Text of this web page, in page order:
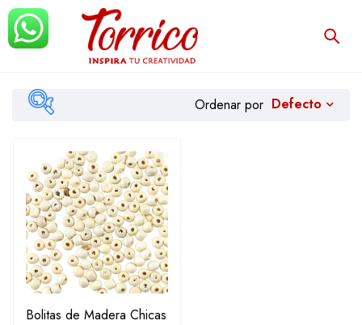
Filtrar
Ordenar por Defecto
Bolitas de Madera Chicas